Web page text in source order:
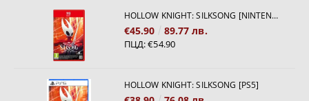
HOLLOW KNIGHT: SILKSONG [NINTENDO SWITCH 2]
€45.90 89.77 лв.
ПЦД:€54.90
HOLLOW KNIGHT: SILKSONG [PS5]